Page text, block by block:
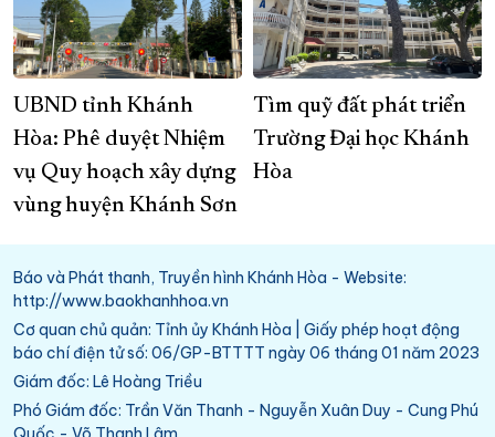
UBND tỉnh Khánh
Hòa: Phê duyệt Nhiệm
vụ Quy hoạch xây dựng
vùng huyện Khánh Sơn
Tìm quỹ đất phát triển
Trường Đại học Khánh
Hòa
Báo và Phát thanh, Truyền hình Khánh Hòa - Website:
http://www.baokhanhhoa.vn
Cơ quan chủ quản: Tỉnh ủy Khánh Hòa | Giấy phép hoạt động
báo chí điện tử số: 06/GP-BTTTT ngày 06 tháng 01 năm 2023
Giám đốc: Lê Hoàng Triều
Phó Giám đốc: Trần Văn Thanh - Nguyễn Xuân Duy - Cung Phú